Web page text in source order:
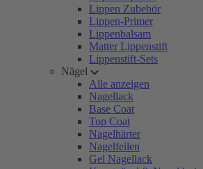
Lippen Zubehör
Lippen-Primer
Lippenbalsam
Matter Lippenstift
Lippenstift-Sets
Nägel
Alle anzeigen
Nagellack
Base Coat
Top Coat
Nagelhärter
Nagelfeilen
Gel Nagellack